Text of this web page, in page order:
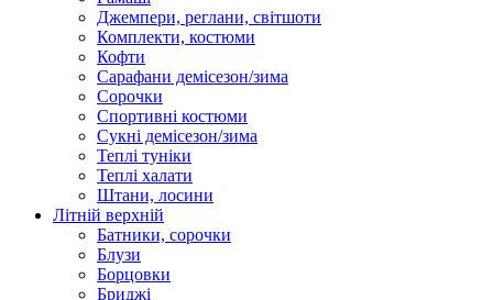
Джемпери, реглани, світшоти
Комплекти, костюми
Кофти
Сарафани демісезон/зима
Сорочки
Спортивні костюми
Сукні демісезон/зима
Теплі туніки
Теплі халати
Штани, лосини
Літній верхній
Батники, сорочки
Блузи
Борцовки
Бриджі